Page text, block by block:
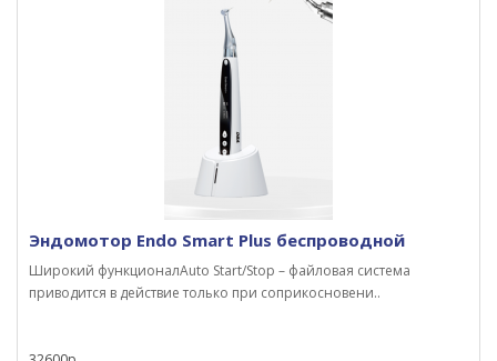
Эндомотор Endo Smart Plus беспроводной
Широкий функционалAuto Start/Stop – файловая система
приводится в действие только при соприкосновени..